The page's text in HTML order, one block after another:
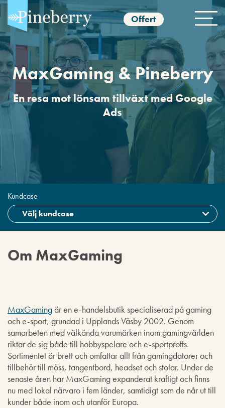
Offert
MaxGaming & Pineberry
En resa mot lönsam tillväxt med Google
Ads
Kundcase
Om MaxGaming
MaxGamingär en e-handelsbutik specialiserad på gaming
och e-sport, grundad i Upplands Väsby 2002. Genom
samarbeten med välkända varumärken inom gamingvärlden
riktar de sig både till hobbyspelare och e-sportproffs.
Sortimentet är brett och omfattar allt från gamingdatorer och
tillbehör till möss, tangentbord, headset och stolar. Under de
senaste åren har MaxGaming expanderat kraftigt och finns
nu med lokal närvaro i fem länder, samtidigt som de når ut till
kunder både inom och utanför Europa.